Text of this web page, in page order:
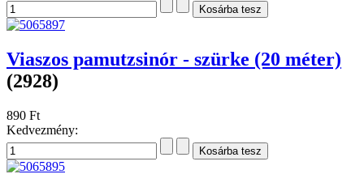
Viaszos pamutzsinór - szürke (20 méter)
(2928)
890 Ft
Kedvezmény: